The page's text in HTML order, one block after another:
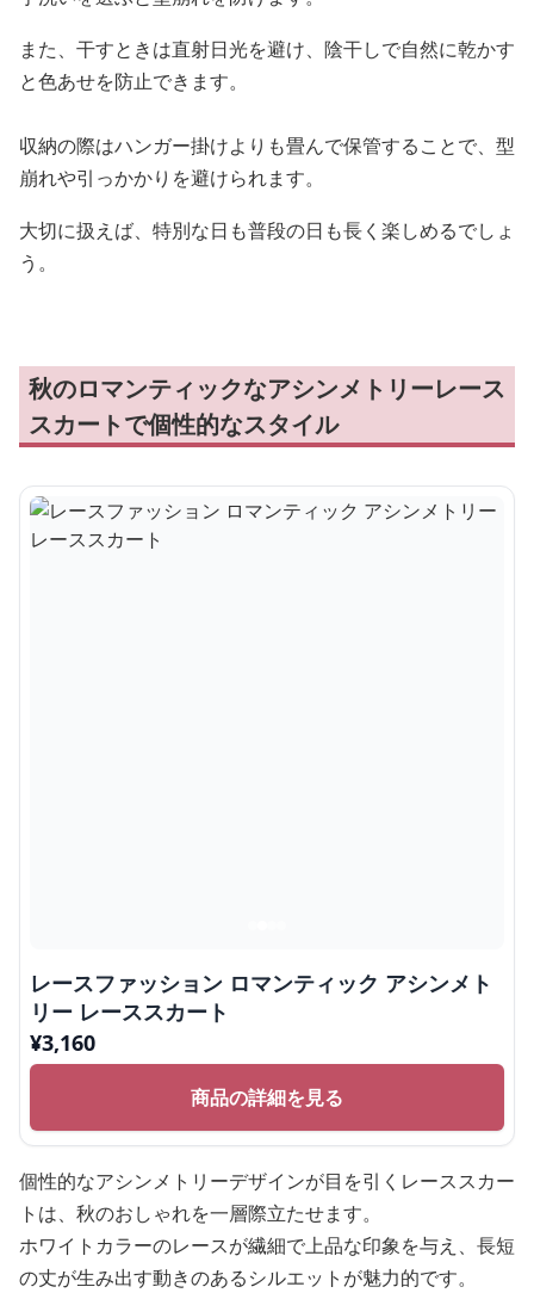
また、干すときは直射日光を避け、陰干しで自然に乾かす
と色あせを防止できます。
収納の際はハンガー掛けよりも畳んで保管することで、型
崩れや引っかかりを避けられます。
大切に扱えば、特別な日も普段の日も長く楽しめるでしょ
う。
秋のロマンティックなアシンメトリーレース
スカートで個性的なスタイル
レースファッション ロマンティック アシンメト
リー レーススカート
¥3,160
商品の詳細を見る
個性的なアシンメトリーデザインが目を引くレーススカー
トは、秋のおしゃれを一層際立たせます。
ホワイトカラーのレースが繊細で上品な印象を与え、長短
の丈が生み出す動きのあるシルエットが魅力的です。